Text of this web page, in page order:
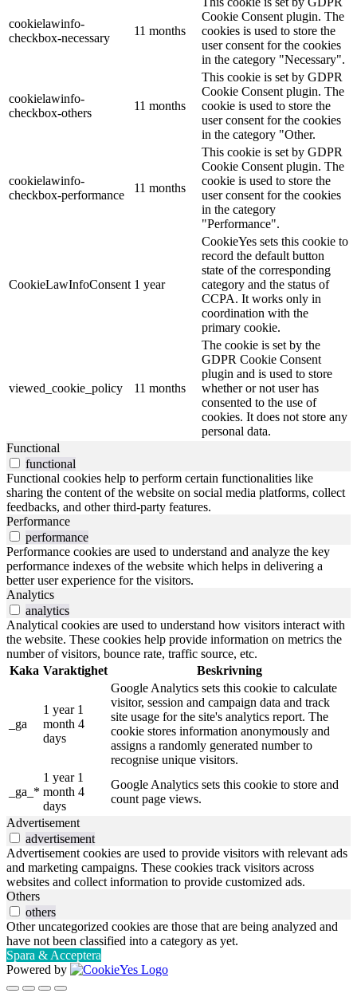
cookielawinfo-
checkbox-necessary
11 months
Cookie Consent plugin. The
cookies is used to store the
user consent for the cookies
in the category "Necessary".
cookielawinfo-
checkbox-others
11 months
This cookie is set by GDPR
Cookie Consent plugin. The
cookie is used to store the
user consent for the cookies
in the category "Other.
cookielawinfo-
checkbox-performance
11 months
This cookie is set by GDPR
Cookie Consent plugin. The
cookie is used to store the
user consent for the cookies
in the category
"Performance".
CookieLawInfoConsent 1 year
CookieYes sets this cookie to
record the default button
state of the corresponding
category and the status of
CCPA. It works only in
coordination with the
primary cookie.
viewed_cookie_policy 11 months
The cookie is set by the
GDPR Cookie Consent
plugin and is used to store
whether or not user has
consented to the use of
cookies. It does not store any
personal data.
Functional
functional
Functional cookies help to perform certain functionalities like
sharing the content of the website on social media platforms, collect
feedbacks, and other third-party features.
Performance
performance
Performance cookies are used to understand and analyze the key
performance indexes of the website which helps in delivering a
better user experience for the visitors.
Analytics
analytics
Analytical cookies are used to understand how visitors interact with
the website. These cookies help provide information on metrics the
number of visitors, bounce rate, traffic source, etc.
Kaka Varaktighet Beskrivning
_ga
1 year 1
month 4
days
Google Analytics sets this cookie to calculate
visitor, session and campaign data and track
site usage for the site's analytics report. The
cookie stores information anonymously and
assigns a randomly generated number to
recognise unique visitors.
_ga_*
1 year 1
month 4
days
Google Analytics sets this cookie to store and
count page views.
Advertisement
advertisement
Advertisement cookies are used to provide visitors with relevant ads
and marketing campaigns. These cookies track visitors across
websites and collect information to provide customized ads.
Others
others
Other uncategorized cookies are those that are being analyzed and
have not been classified into a category as yet.
Spara & Acceptera
Powered by